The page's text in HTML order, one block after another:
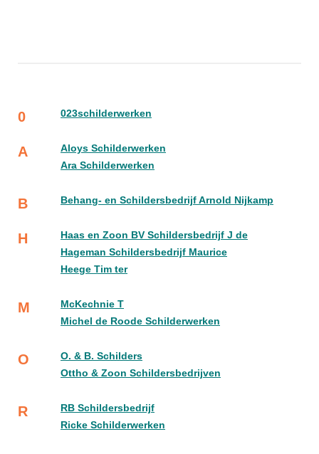
0 023schilderwerken
A
Aloys Schilderwerken
Ara Schilderwerken
B Behang- en Schildersbedrijf Arnold Nijkamp
H
Haas en Zoon BV Schildersbedrijf J de
Hageman Schildersbedrijf Maurice
Heege Tim ter
M
McKechnie T
Michel de Roode Schilderwerken
O
O. & B. Schilders
Ottho & Zoon Schildersbedrijven
R
RB Schildersbedrijf
Ricke Schilderwerken